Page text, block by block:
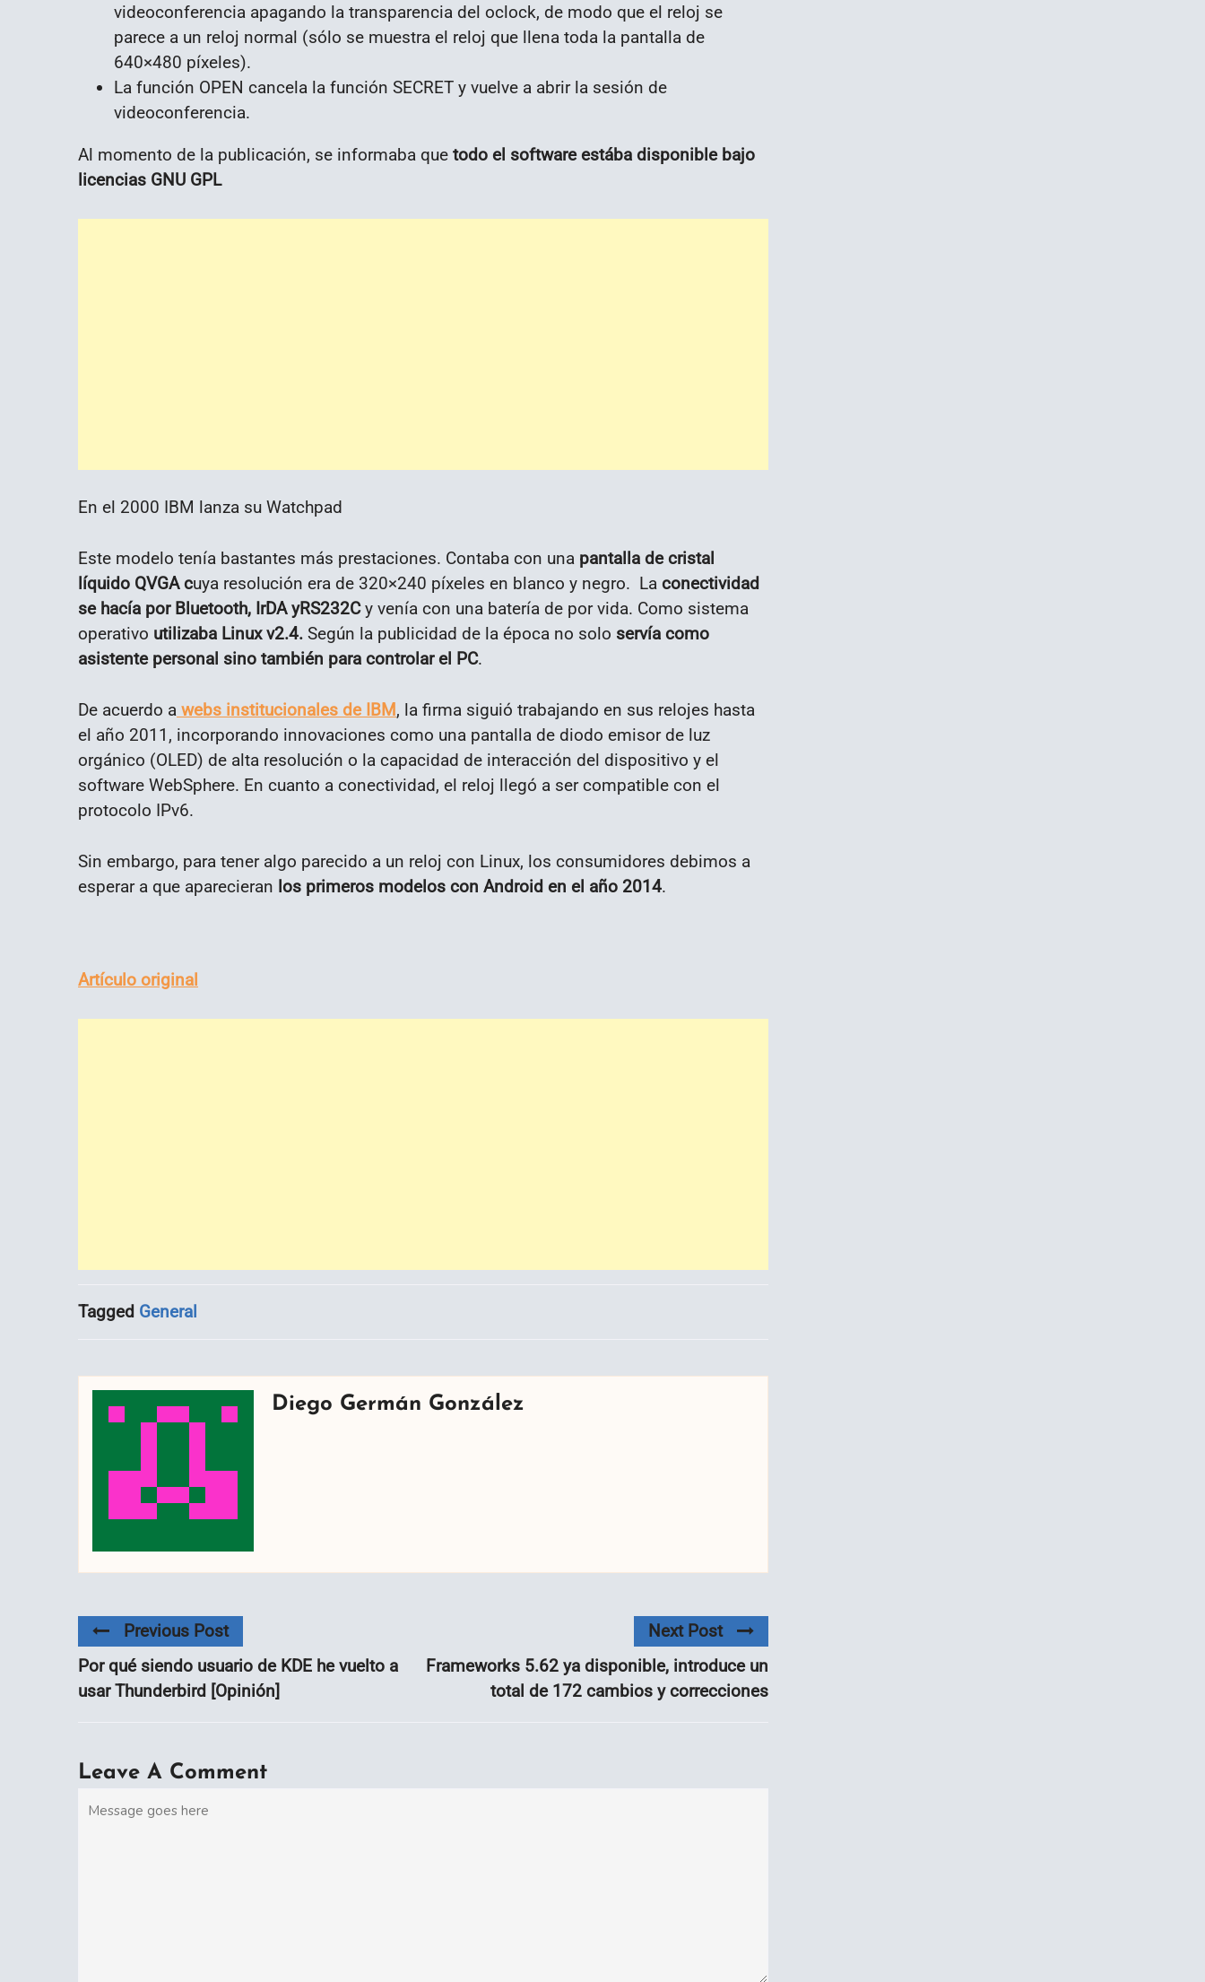
videoconferencia apagando la transparencia del oclock, de modo que el reloj se
parece a un reloj normal (sólo se muestra el reloj que llena toda la pantalla de
640×480 píxeles).
La función OPEN cancela la función SECRET y vuelve a abrir la sesión de
videoconferencia.
Al momento de la publicación, se informaba que todo el softwareestába disponible bajo
licencias GNU GPL
En el 2000 IBM lanza su Watchpad
Este modelo tenía bastantes más prestaciones. Contaba con una pantalla de cristal
líquido QVGA cuya resolución era de 320×240 píxeles en blanco y negro. La conectividad
se hacía por Bluetooth, IrDAyRS232Cy venía con una batería de por vida. Como sistema
operativo utilizaba Linux v2.4. Según la publicidad de la época no solo servía como
asistente personal sino también para controlar el PC.
De acuerdo a webs institucionales de IBM, la firma siguió trabajando en sus relojes hasta
el año 2011, incorporando innovaciones como una pantalla de diodo emisor de luz
orgánico (OLED) de alta resolución o la capacidad de interacción del dispositivo y el
software WebSphere. En cuanto a conectividad, el reloj llegó a ser compatible con el
protocolo IPv6.
Sin embargo, para tener algo parecido a un reloj con Linux, los consumidores debimos a
esperar a que aparecieran los primeros modelos con Android en el año 2014.
Artículo original
Tagged General
Diego Germán González
Previous Post
Por qué siendo usuario de KDE he vuelto a
usar Thunderbird [Opinión]
Next Post
Frameworks 5.62 ya disponible, introduce un
total de 172 cambios y correcciones
Leave A Comment